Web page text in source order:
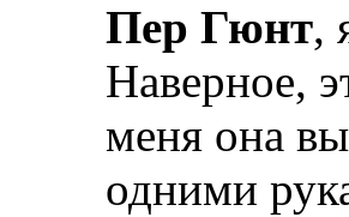
Пер Гюнт,
Наверное,
меня она
одними